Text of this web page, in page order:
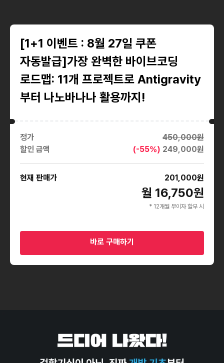
[1+1 이벤트 : 8월 27일 쿠폰
자동발급]가장 완벽한 바이브코딩
로드맵: 11개 프로젝트로 Antigravity
부터 나노바나나 활용까지!
정가 450,000원
할인 금액
(-55%) 249,000원
현재 판매가 201,000원
월 16,750원
* 12개월 무이자 할부 시
바로 구매하기